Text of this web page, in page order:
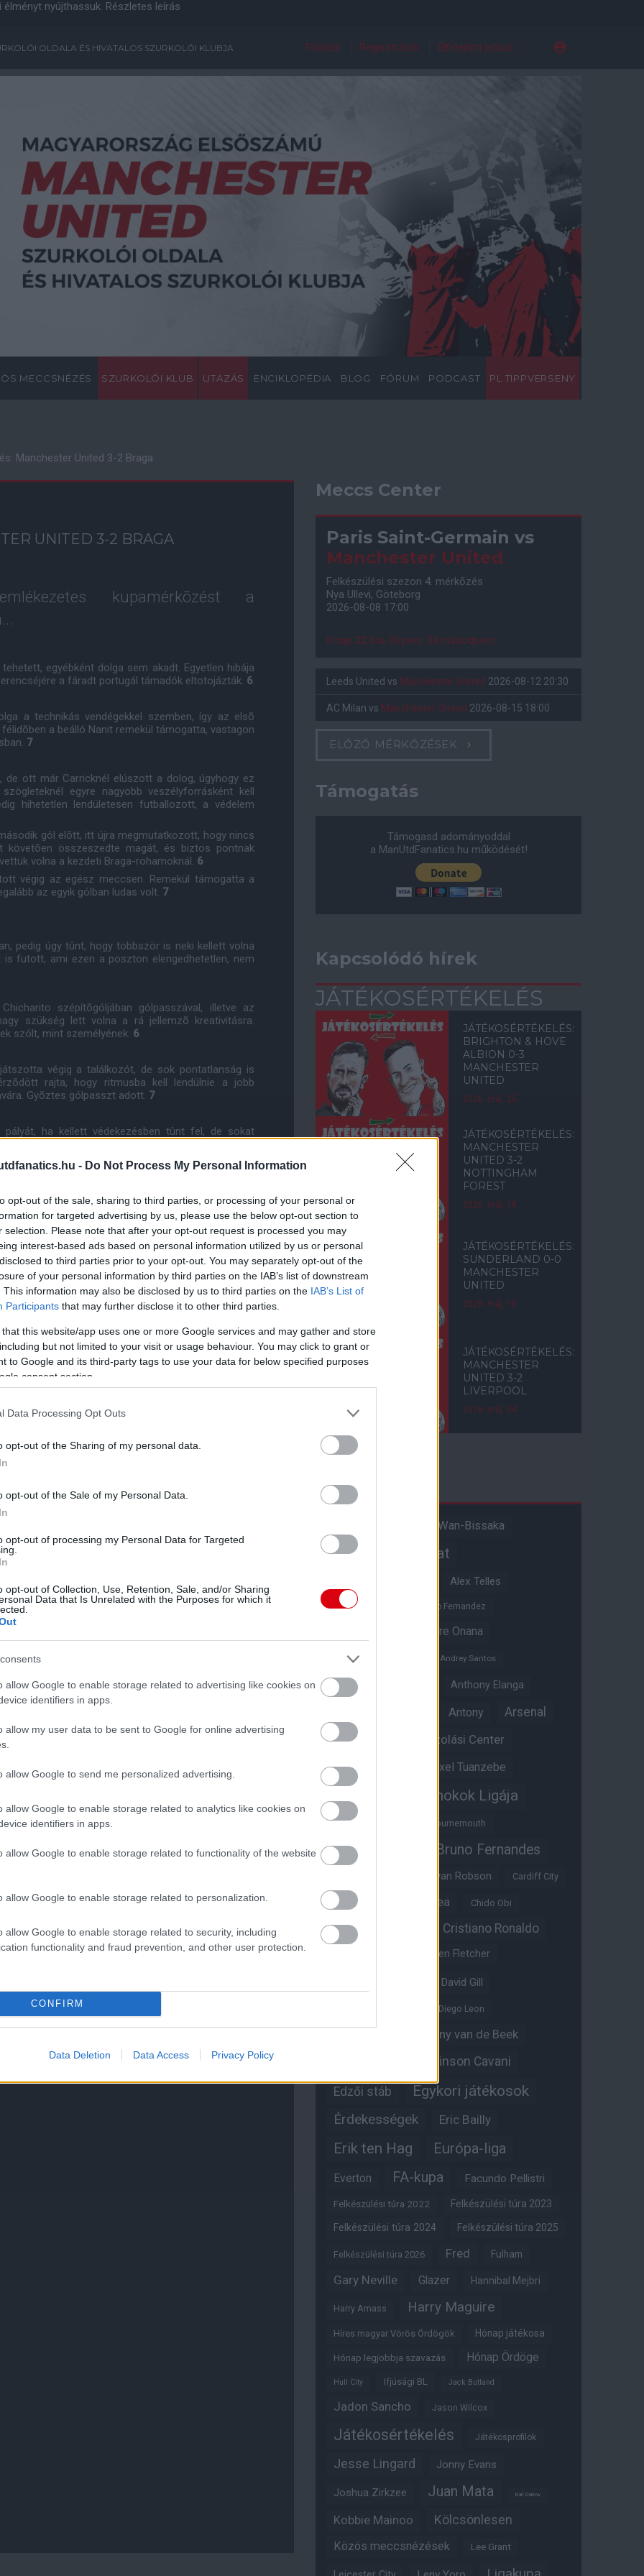
- Do Not Process My Personal Information
opt-out of the sale, sharing to third parties, or processing of your personal or
for targeted advertising by us, please use the below opt-out section to
selection. Please note that after your opt-out request is processed you may
interest-based ads based on personal information utilized by us or personal
to third parties prior to your opt-out. You may separately opt-out of the
of your personal information by third parties on the IAB’s list of downstream
This information may also be disclosed by us to third parties on the IAB’s List of
Participants that may further disclose it to other third parties.
that this website/app uses one or more Google services and may gather and store
but not limited to your visit or usage behaviour. You may click to grant or
to Google and its third-party tags to use your data for below specified purposes
consent section.
Data Processing Opt Outs
opt-out of the Sharing of my personal data.
opt-out of the Sale of my Personal Data.
opt-out of processing my Personal Data for Targeted
opt-out of Collection, Use, Retention, Sale, and/or Sharing
Data that Is Unrelated with the Purposes for which it
allow Google to enable storage related to advertising like cookies on
identifiers in apps.
allow my user data to be sent to Google for online advertising
allow Google to send me personalized advertising.
allow Google to enable storage related to analytics like cookies on
identifiers in apps.
allow Google to enable storage related to functionality of the website
allow Google to enable storage related to personalization.
allow Google to enable storage related to security, including
functionality and fraud prevention, and other user protection.
CONFIRM
Data Deletion Data Access Privacy Policy
nyújthassuk. Részletes leírás
OLDALA ÉS HIVATALOS SZURKOLÓI KLUBJA Főoldal Regisztráció Elfelejtett jelszó
MECCSNÉZÉS SZURKOLÓI KLUB UTAZÁS ENCIKLOPÉDIA BLOG FÓRUM PODCAST PL TIPPVERSENY
Manchester United 3-2 Braga
UNITED 3-2 BRAGA
kupamérkõzést a
egyébként dolga sem akadt. Egyetlen hibája
a fáradt portugál támadók eltotojázták. 6
a technikás vendégekkel szemben, így az elsõ
a beálló Nanit remekül támogatta, vastagon
7
de ott már Carricknél elúszott a dolog, úgyhogy ez
egyre nagyobb veszélyforrásként kell
hihetetlen lendületesen futballozott, a védelem
gól elõtt, itt újra megmutatkozott, hogy nincs
összeszedte magát, és biztos pontnak
volna a kezdeti Braga-rohamoknál. 6
végig az egész meccsen. Remekül támogatta a
az egyik gólban ludas volt. 7
pedig úgy tûnt, hogy többször is neki kellett volna
futott, ami ezen a poszton elengedhetetlen, nem
szépítõgóljában gólpasszával, illetve az
szükség lett volna a rá jellemzõ kreativitásra.
szólt, mint személyének. 6
végig a találkozót, de sok pontatlanság is
rajta, hogy ritmusba kell lendülnie a jobb
Gyõztes gólpasszt adott. 7
pályát, ha kellett védekezésben tûnt fel, de sokat
félidõre a baloldalra húzódott ki, így a kapu elé
számítani, és ebbõl, illetve az ezt követõ
nagy ziccert hibázott a mérkõzés végén, de
pedig más dimenziót képviselnek, mint a többieké.
lehetõségével. Elevenen mozgott az ellenfél védõi
még akkor is, ha a partjelzõk tévesen többször is
dupa még sok erõt adhat neki. 8
felpezsdült a csapat játéka, végre volt jobboldala a
de még mindig gyakorta rossz megoldást választ,
vezetés megszerzését követõen szükség volt a
ki sebességbeli hátránya.
saját véleményén alapul. Ha nem értesz
egyéb esetben a hozzászólást moderálni, vagy
on is!
működését!
Meccs Center
Paris Saint-Germain vs
Manchester United
Felkészülési szezon 4. mérkőzés
Nya Ullevi, Göteborg
2026-08-08 17:00
0 nap 22 óra 36 perc 33 másodperc
Leeds United vs Manchester United 2026-08-12 20:30
AC Milan vs Manchester United 2026-08-15 18:00
ELŐZŐ MÉRKŐZÉSEK
Támogatás
Támogasd adományoddal
a ManUtdFanatics.hu működését!
Kapcsolódó hírek
JÁTÉKOSÉRTÉKELÉS
JÁTÉKOSÉRTÉKELÉS:
BRIGHTON & HOVE
ALBION 0-3
MANCHESTER
UNITED
2026. máj. 25.
JÁTÉKOSÉRTÉKELÉS:
MANCHESTER
UNITED 3-2
NOTTINGHAM
FOREST
2026. máj. 18.
JÁTÉKOSÉRTÉKELÉS:
SUNDERLAND 0-0
MANCHESTER
UNITED
2026. máj. 10.
JÁTÉKOSÉRTÉKELÉS:
MANCHESTER
UNITED 3-2
LIVERPOOL
2026. máj. 04.
Aaron Wan-Bissaka
Akadémiai csapat
Alex Telles
Altay Bayindir Alvaro Fernandez
Andre Onana
Andreas Pereira
Andrey Santos
Angol válogatott Anthony Elanga
Antony Arsenal
Aston Villa Átigazolási Center
Átigazolások Axel Tuanzebe
Bajnokok Ligája
Benjamin Sesko Bournemouth
Brandon Williams Bruno Fernandes
Bryan Robson Cardiff City
Casemiro Chelsea Chido Obi
Christian Eriksen Cristiano Ronaldo
Darren Fletcher
David Gill
Diego Leon
Donny van de Beek
Edinson Cavani
Edzői stáb Egykori játékosok
Érdekességek Eric Bailly
Erik ten Hag Európa-liga
Everton FA-kupa Facundo Pellistri
Felkészülési túra 2022 Felkészülési túra 2023
Felkészülési túra 2024 Felkészülési túra 2025
Felkészülési túra 2026 Fred Fulham
Gary Neville Glazer Hannibal Mejbri
Harry Amass Harry Maguire
Híres magyar Vörös Ördögök Hónap játékosa
Hónap legjobbja szavazás Hónap Ördöge
Hull City Ifjúsági BL Jack Butland
Jadon Sancho Jason Wilcox
Játékosértékelés Játékosprofilok
Jesse Lingard Jonny Evans
Joshua Zirkzee Juan Mata Karl Darlow
Kobbie Mainoo Kölcsönlesen
Közös meccsnézések Lee Grant